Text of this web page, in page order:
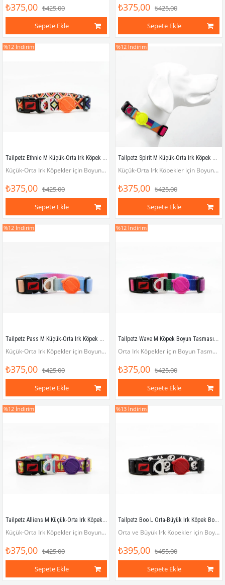
₺375,00 ₺425,00
Sepete Ekle
₺375,00 ₺425,00
Sepete Ekle
Tailpetz Ethnic M Küçük-Orta Irk Köpek Boyun Tasması (Boyun 30 cm x 50 cm)
Küçük-Orta Irk Köpekler için Boyun Tasması (Boyun çevresi 30 x 50 cm)
₺375,00 ₺425,00
Sepete Ekle
%12 İndirim
Tailpetz Spirit M Küçük-Orta Irk Köpek Boyun Tasması (Boyun 30 cm x 50 cm)
Küçük-Orta Irk Köpekler için Boyun Tasması (Boyun çevresi 30 x 50 cm)
₺375,00 ₺425,00
Sepete Ekle
%12 İndirim
Tailpetz Pass M Küçük-Orta Irk Köpek Boyun Tasması (Boyun 30 cm x 50 cm)
Küçük-Orta Irk Köpekler için Boyun Tasması (Boyun çevresi 30 x 50 cm)
₺375,00 ₺425,00
Sepete Ekle
%12 İndirim
Tailpetz Wave M Köpek Boyun Tasması (Boyun 30 cm x 50 cm)
Orta Irk Köpekler için Boyun Tasması (Boyun çevresi 30 x 50 cm)
₺375,00 ₺425,00
Sepete Ekle
%12 İndirim
Tailpetz Alliens M Küçük-Orta Irk Köpek Boyun Tasması (Boyun 30 cm x 50 cm)
Küçük-Orta Irk Köpekler için Boyun Tasması (Boyun çevresi 30 x 50 cm)
₺375,00 ₺425,00
Sepete Ekle
%12 İndirim
Tailpetz Boo L Orta-Büyük Irk Köpek Boyun Tasması (Boyun 40 cm x 65 cm)
Orta ve Büyük Irk Köpekler için Boyun Tasması (Boyun çevresi 40 x 65 cm)
₺395,00 ₺455,00
Sepete Ekle
%13 İndirim